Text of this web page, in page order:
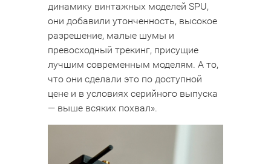
динамику винтажных моделей SPU,
они добавили утонченность, высокое
разрешение, малые шумы и
превосходный трекинг, присущие
лучшим современным моделям. А то,
что они сделали это по доступной
цене и в условиях серийного выпуска
— выше всяких похвал».